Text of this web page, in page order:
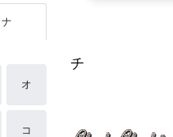
オ
コ
チ